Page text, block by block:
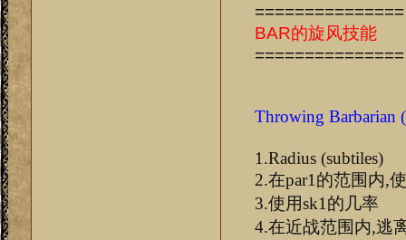
===============
BAR的旋风技能
===============
Throwing Barbarian
1.Radius (subtiles)
2.在par1的范围内,
3.使用sk1的几率
4.在近战范围内,逃